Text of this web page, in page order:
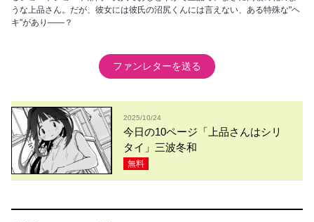
うな上品さん。だが、彼女には彼氏の沼尻くんには言えない、ある特殊な"ヘ
キ"があり――？
ファンレターを送る
2025/10/24
今日の10ページ「上品さんはシリ
タイ」三波冬和
無料